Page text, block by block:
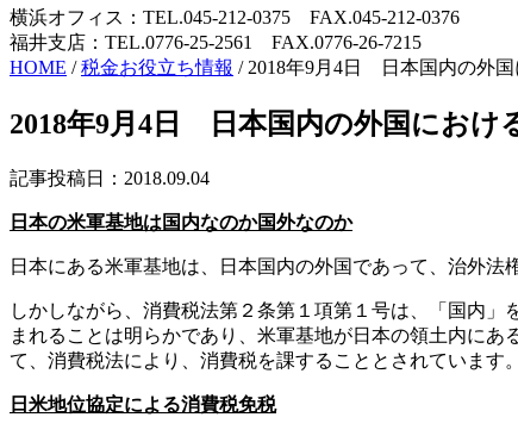
横浜オフィス：TEL.045-212-0375 FAX.045-212-0376
福井支店：TEL.0776-25-2561 FAX.0776-26-7215
HOME /税金お役立ち情報 / 2018年9月4日 日本国内の外
2018年9月4日 日本国内の外国におけ
記事投稿日：2018.09.04
日本の米軍基地は国内なのか国外なのか
日本にある米軍基地は、日本国内の外国であって、治外法
しかしながら、消費税法第２条第１項第１号は、「国内
まれることは明らかであり、米軍基地が日本の領土内に
て、消費税法により、消費税を課することとされています。
日米地位協定による消費税免税